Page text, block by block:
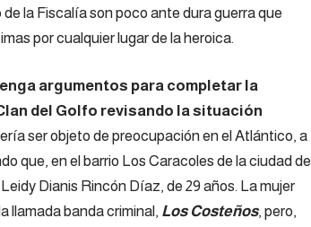
la Fiscalía son poco ante dura guerra que
por cualquier lugar de la heroica.
argumentos para completar la
del Golfo revisando la situación
ser objeto de preocupación en el Atlántico, a
que, en el barrio Los Caracoles de la ciudad de
Dianis Rincón Díaz, de 29 años. La mujer
llamada banda criminal, Los Costeños, pero,